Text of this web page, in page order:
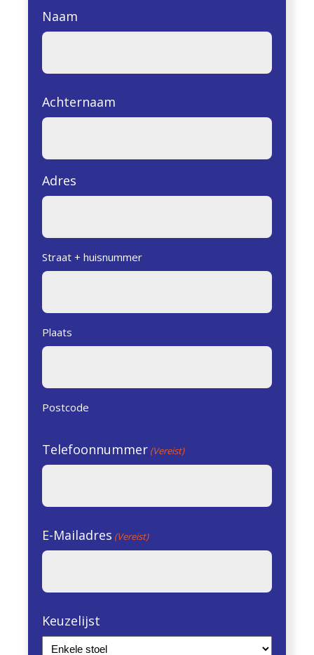
Naam
Achternaam
Adres
Straat + huisnummer
Plaats
Postcode
Telefoonnummer (Vereist)
E-Mailadres (Vereist)
Keuzelijst